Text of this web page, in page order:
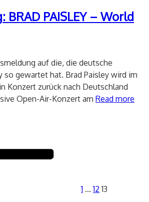
PAISLEY – World
auf die, die deutsche
so gewartet hat. Brad Paisley wird im
Konzert zurück nach Deutschland
Open-Air-Konzert am Read more
1 … 12 13